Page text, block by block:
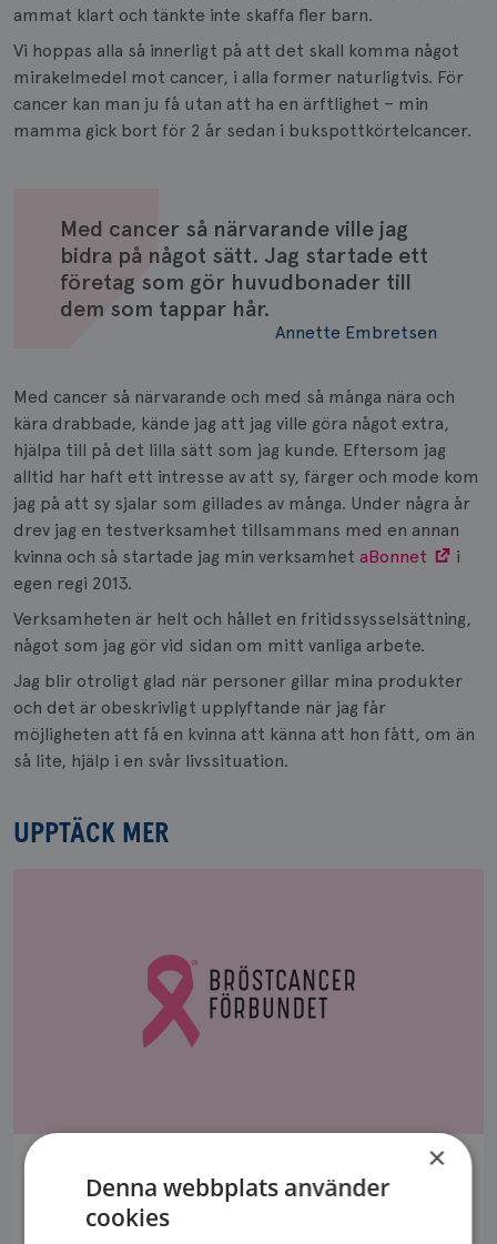
ammat klart och tänkte inte skaffa fler barn.
Vi hoppas alla så innerligt på att det skall komma något
mirakelmedel mot cancer, i alla former naturligtvis. För
cancer kan man ju få utan att ha en ärftlighet – min
mamma gick bort för 2 år sedan i bukspottkörtelcancer.
Med cancer så närvarande ville jag
bidra på något sätt. Jag startade ett
företag som gör huvudbonader till
dem som tappar hår.
Annette Embretsen
Med cancer så närvarande och med så många nära och
kära drabbade, kände jag att jag ville göra något extra,
hjälpa till på det lilla sätt som jag kunde. Eftersom jag
alltid har haft ett intresse av att sy, färger och mode kom
jag på att sy sjalar som gillades av många. Under några år
drev jag en testverksamhet tillsammans med en annan
kvinna och så startade jag min verksamhet aBonnet
i
egen regi 2013.
Verksamheten är helt och hållet en fritidssysselsättning,
något som jag gör vid sidan om mitt vanliga arbete.
Jag blir otroligt glad när personer gillar mina produkter
och det är obeskrivligt upplyftande när jag får
möjligheten att få en kvinna att känna att hon fått, om än
så lite, hjälp i en svår livssituation.
UPPTÄCK MER
Mor och döttrar – två av tre i Familjen Posth har haft
bröstcancer och bär på BRCA1. Lillasyster Jennifer...
×
Denna webbplats använder
cookies